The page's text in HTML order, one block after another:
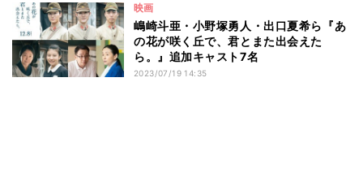
映画
嶋崎斗亜・小野塚勇人・出口夏希ら『あ
の花が咲く丘で、君とまた出会えた
ら。』追加キャスト7名
2023/07/19 14:35